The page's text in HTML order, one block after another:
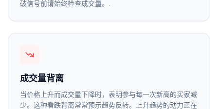
破信号前请始终检查成交量。.
成交量背离
当价格上升而成交量下降时，表明参与每一次新高的买家减
少。这种看跌背离常常预示趋势反转。上升趋势的动力正在